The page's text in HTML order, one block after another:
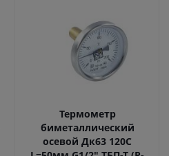
Термометр
биметаллический
осевой Дк63 120С